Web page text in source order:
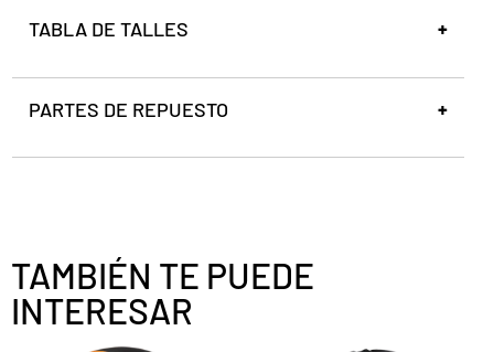
TABLA DE TALLES
PARTES DE REPUESTO
TAMBIÉN TE PUEDE
INTERESAR